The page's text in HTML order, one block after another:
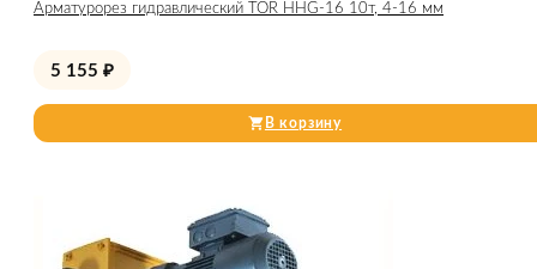
Арматурорез гидравлический TOR HHG-16 10т, 4-16 мм
5 155 ₽
В корзину